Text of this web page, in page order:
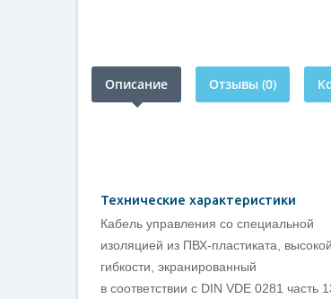
Описание Отзывы (0)
Технические характеристики
Кабель управления со специальной
изоляцией из ПВХ-пластиката, высокой
гибкости, экранированный
в соответствии с DIN VDE 0281 часть